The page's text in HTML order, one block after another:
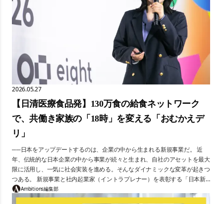
2026.05.27
【日清医療食品発】130万食の給食ネットワーク
で、共働き家族の「18時」を変える「おむかえデ
リ」
──日本をアップデートするのは、企業の中から生まれる新規事業だ。 近
年、伝統的な日本企業の中から事業が続々と生まれ、自社のアセットを最大
限に活用し、一気に社会実装を進める。そんなダイナミックな変革が起きつ
つある。 新規事業と社内起業家（イントラプレナー）を表彰する「日本新
規事業大賞」が、2026年に第3回を迎えた。本連載では、最終審査のピッチ
の模様を集中連載で届ける。 今回紹介するのは、日清医療食品株式会社・
Ambitions編集部